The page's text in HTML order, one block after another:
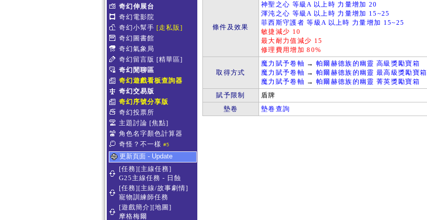
奇幻伸展台
奇幻電影院
奇幻小幫手 [走私販]
奇幻圖書館
奇幻氣象局
奇幻留言版 [精華區]
奇幻閒聊區
奇幻遊戲看板查詢器
奇幻交易版
奇幻序號分享版
奇幻投票所
主題討論 [焦點]
角色名字顏色計算器
奇怪？不一樣 #5
更新頁面 - Update
[任務][主線任務]
G25主線任務 - 日蝕
[任務][主線/故事劇情]
寵物訓練師任務
[遊戲簡介][地圖]
摩格梅爾
條件及效果
神聖之心 等級A 以上時 力量增加 20
渾沌之心 等級A 以上時 力量增加 15~25
菲西斯守護者 等級A 以上時 力量增加 15~25
敏捷減少 10
最大耐力值減少 15
修理費用增加 80%
取得方式
魔力賦予卷軸 → 帕爾赫德族的幽靈 高級獎勵寶箱
魔力賦予卷軸 → 帕爾赫德族的幽靈 最高級獎勵寶箱
魔力賦予卷軸 → 帕爾赫德族的幽靈 菁英獎勵寶箱
賦予限制
盾牌
墊卷
墊卷查詢